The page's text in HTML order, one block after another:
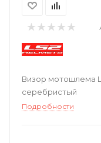
Визор мотошлема
серебристый
Подробности